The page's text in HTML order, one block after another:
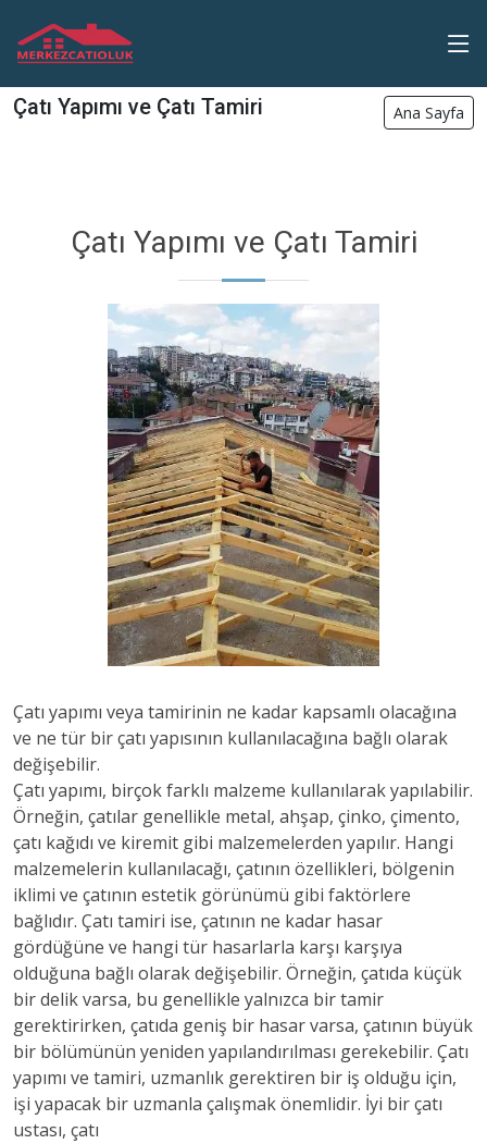
Çatı Yapımı ve Çatı Tamiri Ana Sayfa
Çatı Yapımı ve Çatı Tamiri
Çatı yapımı veya tamirinin ne kadar kapsamlı olacağına
ve ne tür bir çatı yapısının kullanılacağına bağlı olarak
değişebilir.
Çatı yapımı, birçok farklı malzeme kullanılarak yapılabilir.
Örneğin, çatılar genellikle metal, ahşap, çinko, çimento,
çatı kağıdı ve kiremit gibi malzemelerden yapılır. Hangi
malzemelerin kullanılacağı, çatının özellikleri, bölgenin
iklimi ve çatının estetik görünümü gibi faktörlere
bağlıdır. Çatı tamiri ise, çatının ne kadar hasar
gördüğüne ve hangi tür hasarlarla karşı karşıya
olduğuna bağlı olarak değişebilir. Örneğin, çatıda küçük
bir delik varsa, bu genellikle yalnızca bir tamir
gerektirirken, çatıda geniş bir hasar varsa, çatının büyük
bir bölümünün yeniden yapılandırılması gerekebilir. Çatı
yapımı ve tamiri, uzmanlık gerektiren bir iş olduğu için,
işi yapacak bir uzmanla çalışmak önemlidir. İyi bir çatı
ustası, çatı